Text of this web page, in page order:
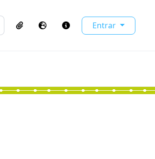
Busque na página de navegação
ClipboardIdioma Atalhos Entrar